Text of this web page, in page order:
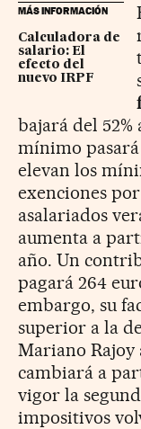
MÁS INFORMACIÓN
Calculadora de
salario: El
efecto del
nuevo IRPF
bajará del 52%
mínimo pasará
elevan los
exenciones
asalariados
aumenta a
año. Un
pagará 264
embargo, su
superior a la
Mariano Rajoy
cambiará a
vigor la
impositivos